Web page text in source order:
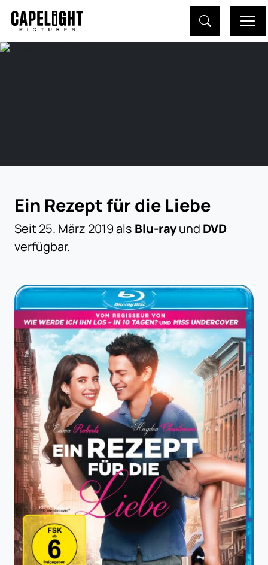
Ein Rezept für die Liebe
Seit 25. März 2019 als Blu-rayund DVD
verfügbar.